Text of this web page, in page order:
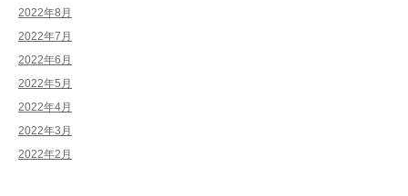
2022年8月
2022年7月
2022年6月
2022年5月
2022年4月
2022年3月
2022年2月